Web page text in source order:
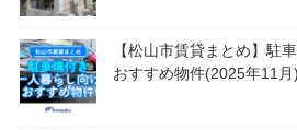
【松山市賃貸まとめ】駐
おすすめ物件(2025年11月)